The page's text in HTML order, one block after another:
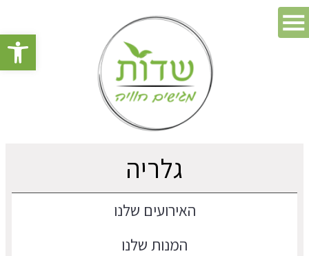
פתח
גלריה
האירועים שלנו
המנות שלנו